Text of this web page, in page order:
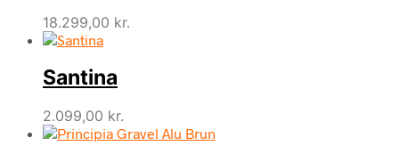
18.299,00 kr.
Santina
2.099,00 kr.